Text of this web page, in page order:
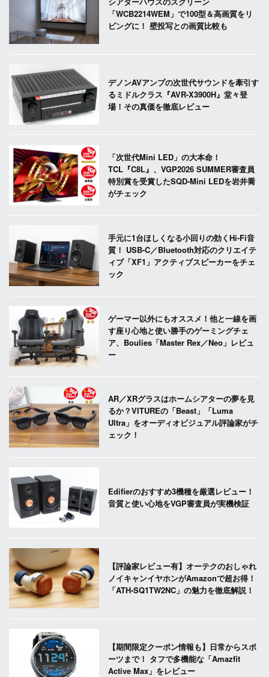
「WCB2214WEM」で100型＆高画質をリ
ビングに！ 壁投写との画質比較も
デノンAVアンプの次世代サウンドを牽引す
るミドルクラス『AVR-X3900H』堂々登
場！その真価を徹底レビュー
「次世代Mini LED」の大本命！
TCL『C8L』、VGP2026 SUMMER審査員
特別賞を受賞したSQD-Mini LEDを岩井喬
がチェック
手元に1台ほしくなる小回りの効くHi-Fi音
質！ USB-C／Bluetooth対応のクリエイテ
ィブ「XF1」アクティブスピーカーをチェ
ック
ゲーマー以外にもオススメ！他と一線を画
す座り心地と使い勝手のゲーミングチェ
ア、Boulies「Master Rex／Neo」レビュ
ー
AR／XRグラスはホームシアターの夢を見
るか？VITUREの「Beast」「Luma
Ultra」をオーディオビジュアル評論家がチ
ェック！
Edifierのおすすめ3機種を厳選レビュー！
音質と使い心地をVGP審査員が実機検証
【評論家レビュー有】オーテクのおしゃれ
ノイキャンイヤホンがAmazonで超お得！
「ATH-SQ1TW2NC」の魅力を徹底解説！
【期間限定クーポン情報も】日常からスポ
ーツまで！ タフで多機能な「Amazfit
Active Max」をレビュー